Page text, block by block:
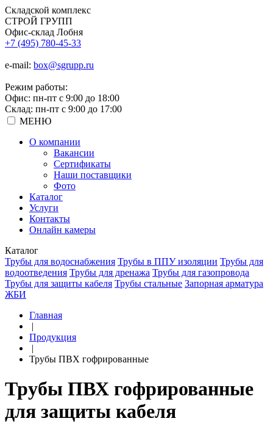
Складской комплекс
СТРОЙ ГРУПП
Офис-склад Лобня
+7 (495) 780-45-33
e-mail: box@sgrupp.ru
Режим работы:
Офис: пн-пт с 9:00 до 18:00
Склад: пн-пт с 9:00 до 17:00
МЕНЮ
О компании
Вакансии
Сертификаты
Наши поставщики
Фото
Каталог
Услуги
Контакты
Онлайн камеры
Каталог
Трубы для водоснабжения Трубы в ППУ изоляции Трубы для
водоотведения Трубы для дренажа Трубы для газопровода
Трубы для защиты кабеля Трубы стальные Запорная арматура
ЖБИ
Главная
|
Продукция
|
Трубы ПВХ гофрированные
Трубы ПВХ гофрированные
для защиты кабеля